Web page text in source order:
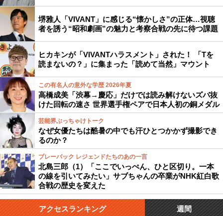
堺雅人「VIVANT」に感じる“懐かしさ”の正体…視聴
者を誘う“昭和劇画”の魅力と考察合戦の先に待つ課題
ヒカキンが「VIVANTハラスメント」された！ 「Tを
読まないの？」に集まった「読めて当然」マウント
この有名人の意外な学歴 2026年夏
高橋成美「渋幕→慶応」だけでは読み解けないズバ抜
けた回転の速さ 世界選手権ペアで日本人初の銅メダル
芸能界ぶっちゃけトーク
なぜ女優たちは酷暑の中でも汗ひとつかかず撮影でき
るのか？
プレーバック レジェンドたちのあの一言
北島三郎（1）「ここでいっぺん、ひと区切り。一本
の線を引いてみたい」サブちゃんの卒業がNHK紅白歌
合戦の歴史を変えた
アクセスランキング 週間